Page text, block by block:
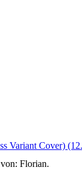
Florian.